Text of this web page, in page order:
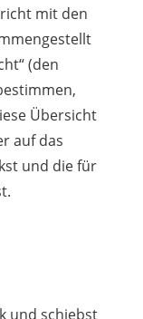
mit den
(den
Übersicht
auf das
und die für
und schiebst